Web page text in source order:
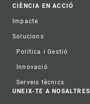
CIÈNCIA EN ACCIÓ
Impacte
Solucions
Política i Gestió
Innovació
Serveis tècnics
UNEIX-TE A NOSALTRES